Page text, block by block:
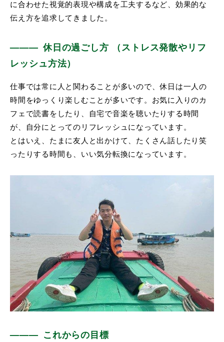
に合わせた視覚的表現や構成を工夫するなど、効果的な
伝え方を追求してきました。
休日の過ごし方 （ストレス発散やリフ
レッシュ方法）
仕事では常に人と関わることが多いので、休日は一人の
時間をゆっくり楽しむことが多いです。お気に入りのカ
フェで読書をしたり、自宅で音楽を聴いたりする時間
が、自分にとってのリフレッシュになっています。
とはいえ、たまに友人と出かけて、たくさん話したり笑
ったりする時間も、いい気分転換になっています。
これからの目標